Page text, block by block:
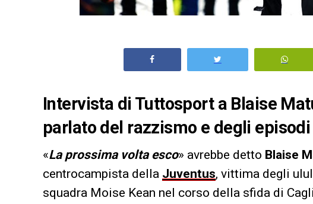
Intervista di Tuttosport a Blaise
parlato del razzismo e degli
«La prossima volta esco» avrebbe detto Blaise
centrocampista della Juventus, vittima degli
squadra Moise Kean nel corso della sfida di